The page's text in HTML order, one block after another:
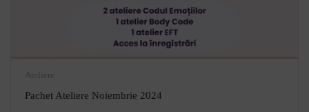
Ateliere
Pachet Ateliere Noiembrie 2024